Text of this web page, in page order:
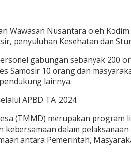
Wawasan Nusantara oleh
penyuluhan Kesehatan dan
gabungan sebanyak 200
Samosir 10 orang dan
lainnya.
APBD TA. 2024.
(TMMD) merupakan program
dalam pelaksanaan
antara Pemerintah,